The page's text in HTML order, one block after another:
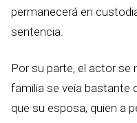
permanecerá en
sentencia.
Por su parte, el actor
familia se veía bastante
que su esposa, quien a